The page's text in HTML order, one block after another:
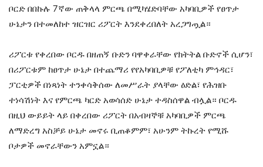
ቦርድ በበኩሉ 7ኛው ጠቅላላ ምርጫ በሚካሄድባቸው አካባቢዎች የፀጥታ
ሁኔታን በተመለከተ ዝርዝር ሪፖርት እንደቀረበለት አረጋግጧል።
ሪፖርቱ የቀረበው ቦርዱ በዘጠኝ ቡድን ባዋቀራቸው የክትትል ቡድኖች ሲሆን፣
በሪፖርቱም ከፀጥታ ሁኔታ በተጨማሪ የየአካባቢዎቹ የፖለቲካ ምኅዳር፣
ፓርቲዎች በነጻነት ተንቀሳቅሰው ለመሥራት ያላቸው ዕድል፣ የሕዝቡ
ተነሳሽነት እና የምርጫ ካርድ አወሳሰድ ሁኔታ ተዳስሰዋል ብሏል። ቦርዱ
በዚህ ውይይት ላይ በቀረበው ሪፖርት በአብዛኞቹ አካባቢዎች ምርጫ
ለማድረግ አስቻይ ሁኔታ መኖሩ ቢጠቆምም፣ አሁንም ትኩረት የሚሹ
ቦታዎች መኖራቸውን አምኗል።